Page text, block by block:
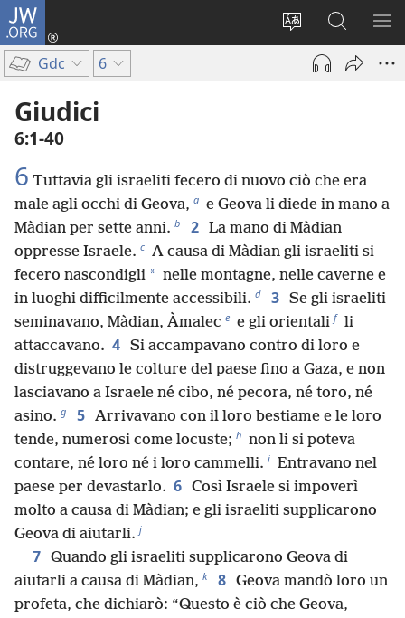
JW.ORG
Modificare
lingua
Accedi
(apre
Cerca
JW.ORG
Gdc 6
Giudici
6:1-40
6 Tuttavia gli israeliti fecero di nuovo ciò che era
male agli occhi di Geova, a e Geova li diede in mano a
Màdian per sette anni. b 2 La mano di Màdian
oppresse Israele. c A causa di Màdian gli israeliti si
fecero nascondigli * nelle montagne, nelle caverne e
in luoghi difficilmente accessibili. d 3 Se gli israeliti
seminavano, Màdian, Àmalec e e gli orientali f li
attaccavano. 4 Si accampavano contro di loro e
distruggevano le colture del paese fino a Gaza, e non
lasciavano a Israele né cibo, né pecora, né toro, né
asino. g 5 Arrivavano con il loro bestiame e le loro
tende, numerosi come locuste; h non li si poteva
contare, né loro né i loro cammelli. i Entravano nel
paese per devastarlo. 6 Così Israele si impoverì
molto a causa di Màdian; e gli israeliti supplicarono
Geova di aiutarli. j
7 Quando gli israeliti supplicarono Geova di
aiutarli a causa di Màdian, k 8 Geova mandò loro un
profeta, che dichiarò: “Questo è ciò che Geova,